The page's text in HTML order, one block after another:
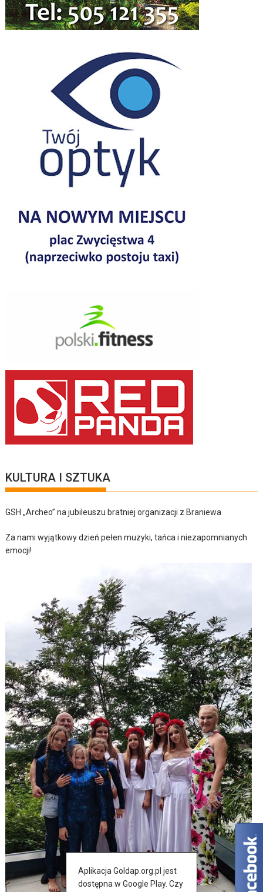
KULTURA I SZTUKA
GSH „Archeo” na jubileuszu bratniej organizacji z Braniewa
Za nami wyjątkowy dzień pełen muzyki, tańca i niezapomnianych
emocji!
Aplikacja Goldap.org.pl jest
dostępna w Google Play. Czy